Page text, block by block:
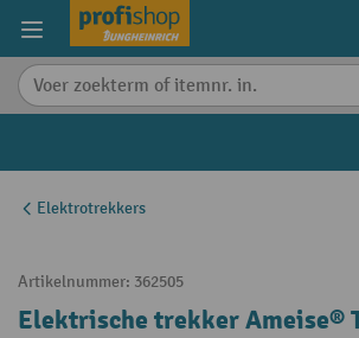
content
Elektrotrekkers
Artikelnummer: 362505
Elektrische trekker Ameise®